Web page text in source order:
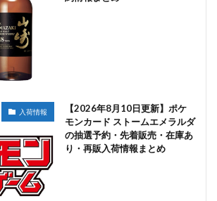
入荷情報
【2026年8月10日更新】ポケ
モンカード ストームエメラルダ
の抽選予約・先着販売・在庫あ
り・再販入荷情報まとめ